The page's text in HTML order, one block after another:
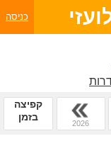
כניסה
2026
קפיצה
בזמן